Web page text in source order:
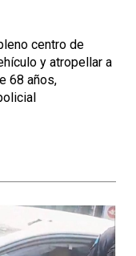
centro de
y atropellar a
68 años,